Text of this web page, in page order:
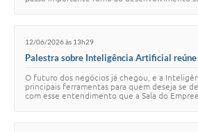
12/06/2026 às 13h29
Palestra sobre Inteligência Artificial reúne
O futuro dos negócios já chegou, e a
principais ferramentas para quem deseja se
com esse entendimento que a Sala do